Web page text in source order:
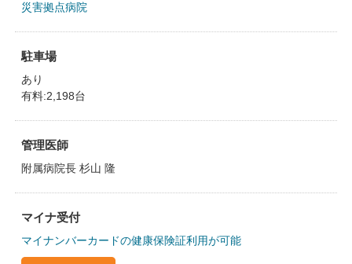
災害拠点病院
駐車場
あり
有料:2,198台
管理医師
附属病院長 杉山 隆
マイナ受付
マイナンバーカードの健康保険証利用が可能